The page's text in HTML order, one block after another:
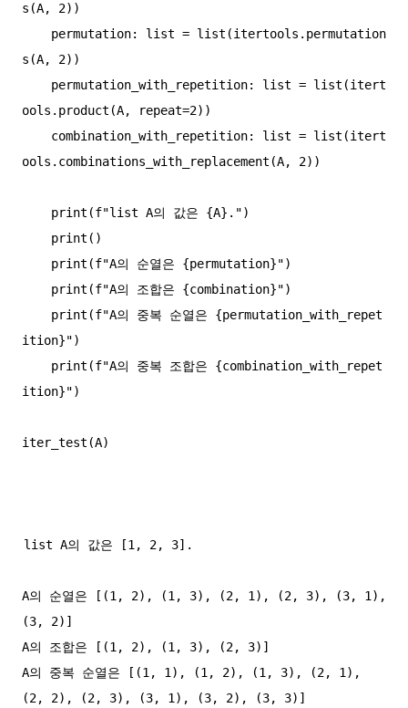
s(A, 2))
s(A, 2))
ools.product(A, repeat=2))
ools.combinations_with_replacement(A, 2))
ition}")
ition}")
iter_test(A)
list A의 값은 [1, 2, 3].
A의 순열은 [(1, 2), (1, 3), (2, 1), (2, 3), (3, 1),
(3, 2)]
A의 조합은 [(1, 2), (1, 3), (2, 3)]
A의 중복 순열은 [(1, 1), (1, 2), (1, 3), (2, 1),
(2, 2), (2, 3), (3, 1), (3, 2), (3, 3)]